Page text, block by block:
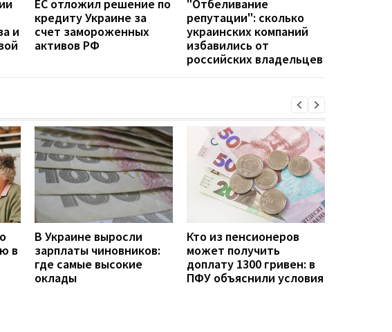
и
ЕС отложил решение по
кредиту Украине за
счет замороженных
активов РФ
"Отбеливание
репутации": сколько
украинских компаний
избавились от
российских владельцев
в
В Украине выросли
зарплаты чиновников:
где самые высокие
оклады
Кто из пенсионеров
может получить
доплату 1300 гривен: в
ПФУ объяснили условия